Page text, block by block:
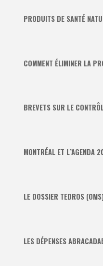
PRODUITS DE SANTÉ
COMMENT ÉLIMINER LA
BREVETS SUR LE
MONTRÉAL ET L’AGENDA
LE DOSSIER TEDROS
LES DÉPENSES